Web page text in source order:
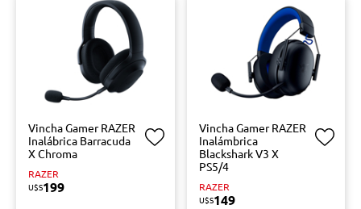
Vincha Gamer RAZER
Inalábrica Barracuda
X Chroma
RAZER
U$S199
Vincha Gamer RAZER
Inalámbrica
Blackshark V3 X
PS5/4
RAZER
U$S149